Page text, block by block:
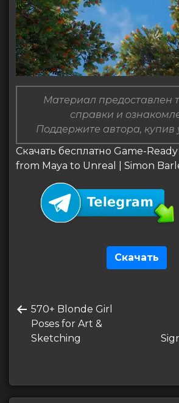
Материал предоставлен
справки и
Поддержите автора, купив
Скачать бесплатно Game-
from Maya to Unreal | Simon
Скачать
по
записям
Предыдущая
запись
570+ Blonde Girl
Poses for Art &
Sketching